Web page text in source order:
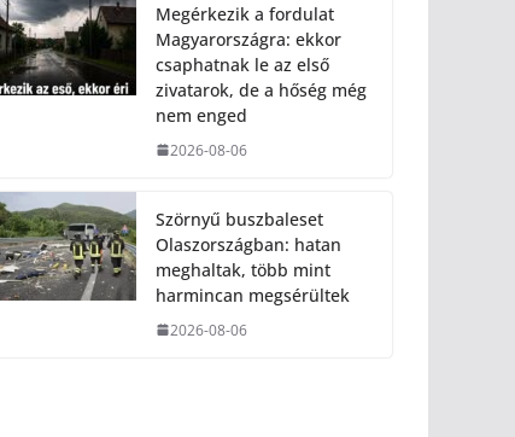
Megérkezik a fordulat
Magyarországra: ekkor
csaphatnak le az első
zivatarok, de a hőség még
nem enged
2026-08-06
Szörnyű buszbaleset
Olaszországban: hatan
meghaltak, több mint
harmincan megsérültek
2026-08-06